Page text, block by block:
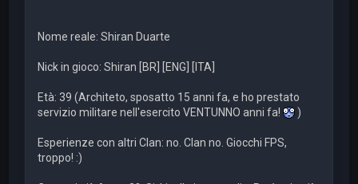
Nome reale: Shiran Duarte
Nick in gioco: Shiran [BR] [ENG] [ITA]
Età: 39 (Architeto, sposatto 15 anni fa, e ho prestato
servizio militare nell'esercito VENTUNNO anni fa!
)
Esperienze con altri Clan: no. Clan no. Giocchi FPS,
troppo! :)